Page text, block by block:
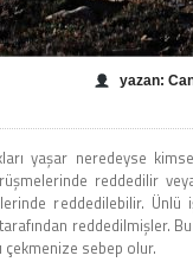
yazan:
yaşar neredeyse
reddedilir
reddedilebilir. Ünlü
reddedilmişler.
çekmenize sebep olur.